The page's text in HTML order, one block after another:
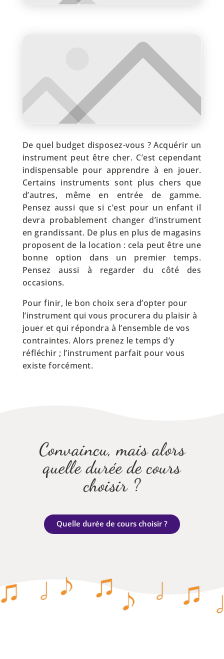
De quel budget disposez-vous ? Acquérir un
instrument peut être cher. C’est cependant
indispensable pour apprendre à en jouer.
Certains instruments sont plus chers que
d’autres, même en entrée de gamme.
Pensez aussi que si c’est pour un enfant il
devra probablement changer d’instrument
en grandissant. De plus en plus de magasins
proposent de la location : cela peut être une
bonne option dans un premier temps.
Pensez aussi à regarder du côté des
occasions.
Pour finir, le bon choix sera d’opter pour
l’instrument qui vous procurera du plaisir à
jouer et qui répondra à l’ensemble de vos
contraintes. Alors prenez le temps d’y
réfléchir ; l’instrument parfait pour vous
existe forcément.
Convaincu, mais alors
quelle durée de cours
choisir ?
Quelle durée de cours choisir ?